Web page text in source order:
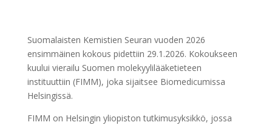
Suomalaisten Kemistien Seuran vuoden 2026
ensimmäinen kokous pidettiin 29.1.2026. Kokoukseen
kuului vierailu Suomen molekyylilääketieteen
instituuttiin (FIMM), joka sijaitsee Biomedicumissa
Helsingissä.
FIMM on Helsingin yliopiston tutkimusyksikkö, jossa